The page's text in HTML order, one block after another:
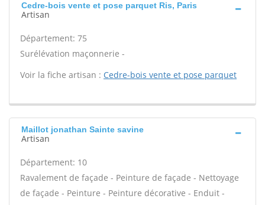
Cedre-bois vente et pose parquet Ris, Paris
Artisan
Département: 75
Surélévation maçonnerie -
Voir la fiche artisan : Cedre-bois vente et pose parquet
Maillot jonathan Sainte savine
Artisan
Département: 10
Ravalement de façade - Peinture de façade - Nettoyage
de façade - Peinture - Peinture décorative - Enduit -